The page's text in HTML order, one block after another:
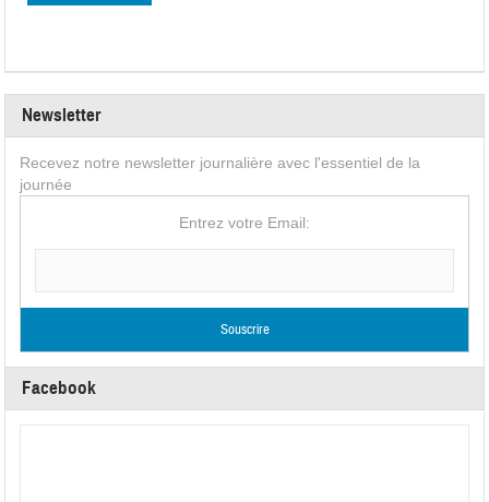
Newsletter
Recevez notre newsletter journalière avec l'essentiel de la
journée
Entrez votre Email:
Facebook